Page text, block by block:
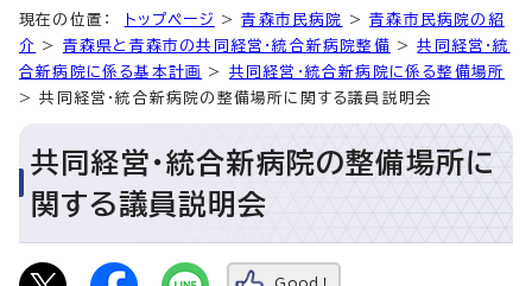
現在の位置： トップページ >青森市民病院 >青森市民病院の紹
介
> 青森県と青森市の共同経営・統合新病院整備 >共同経営・統
合新病院に係る基本計画
> 共同経営・統合新病院に係る整備場所
> 共同経営・統合新病院の整備場所に関する議員説明会
共同経営・統合新病院の整備場所に
関する議員説明会
Good！